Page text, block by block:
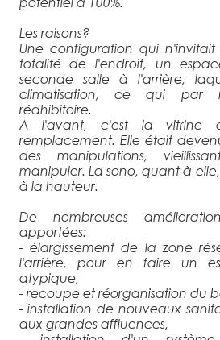
Les raisons?
Une configuration qui
totalité de l'endroit, un
seconde salle à l'arrière,
climatisation, ce qui par
rédhibitoire.
A l'avant, c'est la vitrine
remplacement. Elle était
des manipulations,
manipuler. La sono, quant à
à la hauteur.
De nombreuses
apportées:
- élargissement de la zone
l'arrière, pour en faire un
atypique,
- recoupe et réorganisation du
- installation de nouveaux
aux grandes affluences,